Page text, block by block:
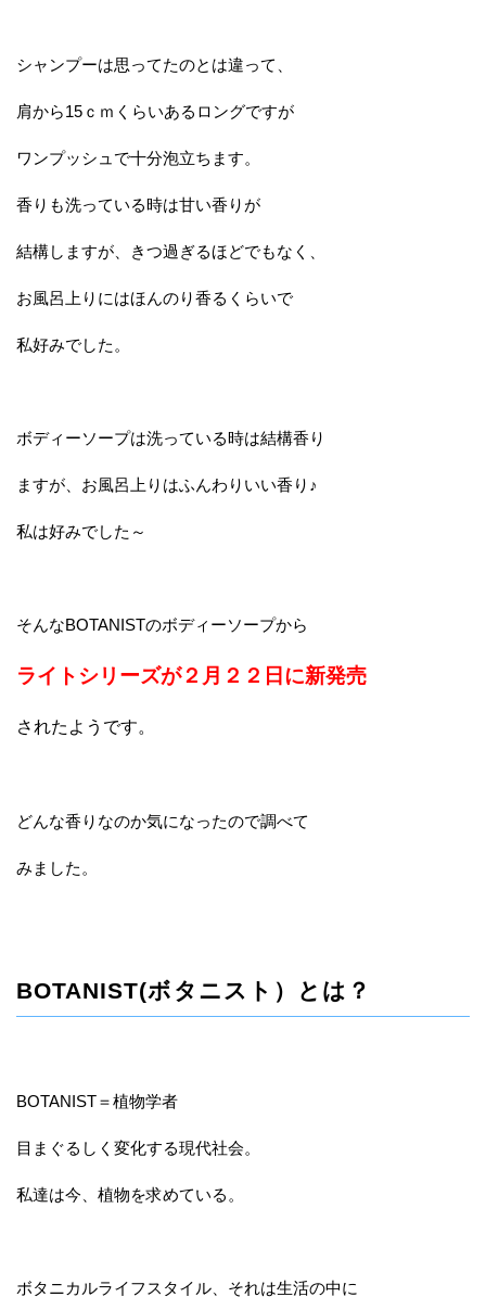
シャンプーは思ってたのとは違って、
肩から15ｃｍくらいあるロングですが
ワンプッシュで十分泡立ちます。
香りも洗っている時は甘い香りが
結構しますが、きつ過ぎるほどでもなく、
お風呂上りにはほんのり香るくらいで
私好みでした。
ボディーソープは洗っている時は結構香り
ますが、お風呂上りはふんわりいい香り♪
私は好みでした～
そんなBOTANISTのボディーソープから
ライトシリーズが２月２２日に新発売
されたようです。
どんな香りなのか気になったので調べて
みました。
BOTANIST(ボタニスト）とは？
BOTANIST＝植物学者
目まぐるしく変化する現代社会。
私達は今、植物を求めている。
ボタニカルライフスタイル、それは生活の中に